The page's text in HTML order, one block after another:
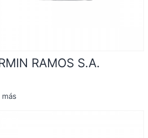
RAMOS S.A.